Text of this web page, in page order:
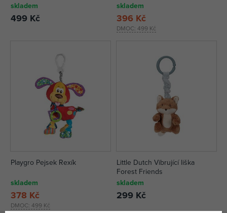
skladem
499 Kč
skladem
DMOC: 499 Kč
396 Kč
Playgro Pejsek Rexík
skladem
DMOC: 499 Kč
378 Kč
Little Dutch Vibrující liška
Forest Friends
skladem
299 Kč